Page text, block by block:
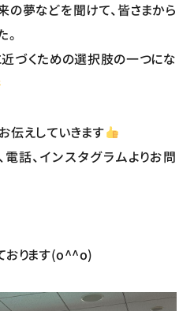
夢などを聞けて、皆さまから
。
づくための選択肢の一つにな
伝えしていきます
話、インスタグラムよりお問
おります(o^^o)